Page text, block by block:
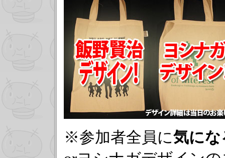
※参加者全員に気に